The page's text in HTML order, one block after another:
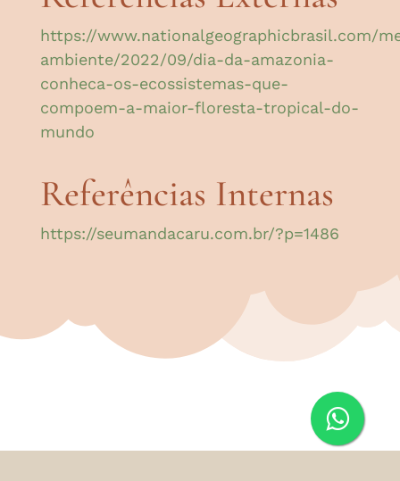
https://www.nationalgeographicbrasil.com/
ambiente/2022/09/dia-da-amazonia-
conheca-os-ecossistemas-que-
compoem-a-maior-floresta-tropical-do-
mundo
Referências Internas
https://seumandacaru.com.br/?p=1486